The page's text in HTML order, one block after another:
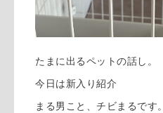
たまに出るペットの話し。
今日は新入り紹介
まる男こと、チビまるです。